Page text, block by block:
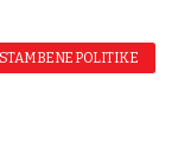
POLITIKE